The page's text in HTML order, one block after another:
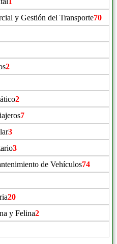
y Gestión del Transporte70
2
2
7
3
3
de Vehículos74
20
y Felina2